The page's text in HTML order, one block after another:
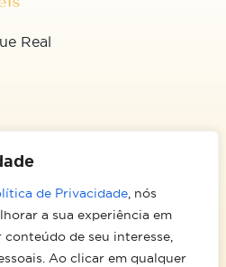
de Privacidade , nós
a sua experiência em
de seu interesse,
Ao clicar em qualquer
Real